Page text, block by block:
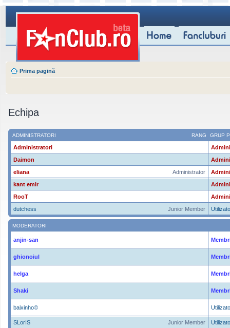
Prima pagină
Echipa
RANG
ADMINISTRATORI GRUP
Administratori
Daimon
Administrator
eliana
kant emir
RooT
Junior Member
dutchess
MODERATORI
anjin-san
ghionoiul
helga
Shaki
baixinho©
Junior Member
SLorIS